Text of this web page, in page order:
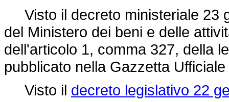
Visto il decreto ministeriale 23
del Ministero dei beni e delle
dell'articolo 1, comma 327, della
pubblicato nella Gazzetta
Visto il decreto legislativo 22